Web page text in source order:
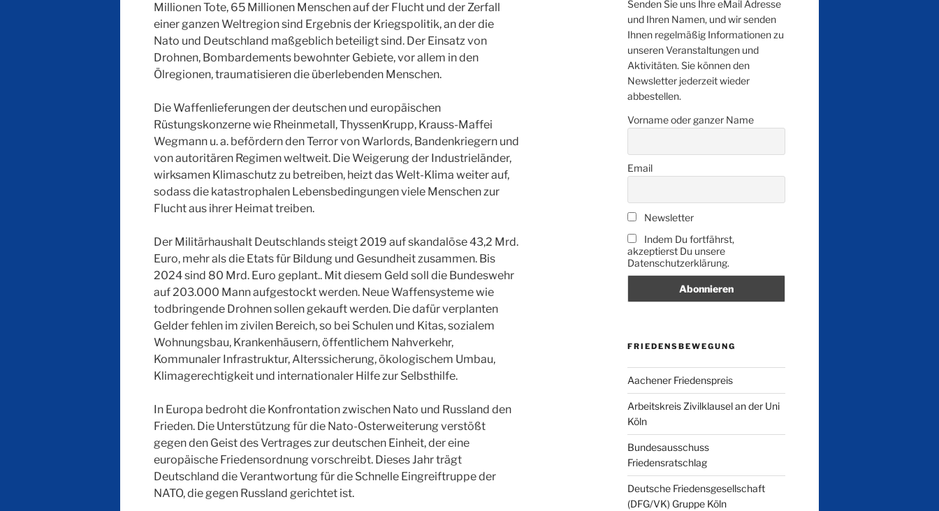
Millionen Tote, 65 Millionen Menschen auf der Flucht und der Zerfall
einer ganzen Weltregion sind Ergebnis der Kriegspolitik, an der die
Nato und Deutschland maßgeblich beteiligt sind. Der Einsatz von
Drohnen, Bombardements bewohnter Gebiete, vor allem in den
Ölregionen, traumatisieren die überlebenden Menschen.
Die Waffenlieferungen der deutschen und europäischen
Rüstungskonzerne wie Rheinmetall, ThyssenKrupp, Krauss-Maffei
Wegmann u. a. befördern den Terror von Warlords, Bandenkriegern und
von autoritären Regimen weltweit. Die Weigerung der Industrieländer,
wirksamen Klimaschutz zu betreiben, heizt das Welt-Klima weiter auf,
sodass die katastrophalen Lebensbedingungen viele Menschen zur
Flucht aus ihrer Heimat treiben.
Der Militärhaushalt Deutschlands steigt 2019 auf skandalöse 43,2 Mrd.
Euro, mehr als die Etats für Bildung und Gesundheit zusammen. Bis
2024 sind 80 Mrd. Euro geplant.. Mit diesem Geld soll die Bundeswehr
auf 203.000 Mann aufgestockt werden. Neue Waffensysteme wie
todbringende Drohnen sollen gekauft werden. Die dafür verplanten
Gelder fehlen im zivilen Bereich, so bei Schulen und Kitas, sozialem
Wohnungsbau, Krankenhäusern, öffentlichem Nahverkehr,
Kommunaler Infrastruktur, Alterssicherung, ökologischem Umbau,
Klimagerechtigkeit und internationaler Hilfe zur Selbsthilfe.
In Europa bedroht die Konfrontation zwischen Nato und Russland den
Frieden. Die Unterstützung für die Nato-Osterweiterung verstößt
gegen den Geist des Vertrages zur deutschen Einheit, der eine
europäische Friedensordnung vorschreibt. Dieses Jahr trägt
Deutschland die Verantwortung für die Schnelle Eingreiftruppe der
NATO, die gegen Russland gerichtet ist.
Senden Sie uns Ihre eMail Adresse
und Ihren Namen, und wir senden
Ihnen regelmäßig Informationen zu
unseren Veranstaltungen und
Aktivitäten. Sie können den
Newsletter jederzeit wieder
abbestellen.
Vorname oder ganzer Name
Email
Newsletter
Indem Du fortfährst,
akzeptierst Du unsere
Datenschutzerklärung.
FRIEDENSBEWEGUNG
Aachener Friedenspreis
Arbeitskreis Zivilklausel an der Uni
Köln
Bundesausschuss
Friedensratschlag
Deutsche Friedensgesellschaft
(DFG/VK) Gruppe Köln